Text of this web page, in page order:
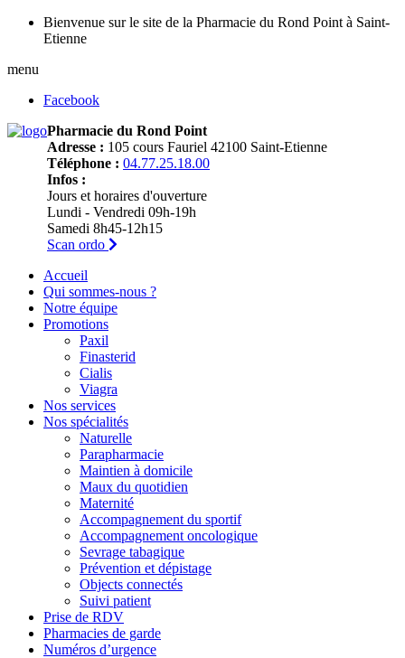
Bienvenue sur le site de la Pharmacie du Rond Point à Saint-
Etienne
menu
Facebook
Pharmacie du Rond Point
Adresse : 105 cours Fauriel 42100 Saint-Etienne
Téléphone : 04.77.25.18.00
Infos :
Jours et horaires d'ouverture
Lundi - Vendredi 09h-19h
Samedi 8h45-12h15
Scan ordo
Accueil
Qui sommes-nous ?
Notre équipe
Promotions
Paxil
Finasterid
Cialis
Viagra
Nos services
Nos spécialités
Naturelle
Parapharmacie
Maintien à domicile
Maux du quotidien
Maternité
Accompagnement du sportif
Accompagnement oncologique
Sevrage tabagique
Prévention et dépistage
Objects connectés
Suivi patient
Prise de RDV
Pharmacies de garde
Numéros d’urgence